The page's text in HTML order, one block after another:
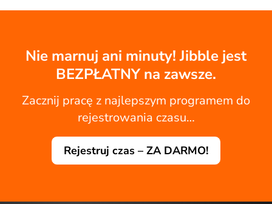
Nie marnuj ani minuty! Jibble jest
BEZPŁATNY na zawsze.
Zacznij pracę z najlepszym programem do
rejestrowania czasu…
Rejestruj czas – ZA DARMO!